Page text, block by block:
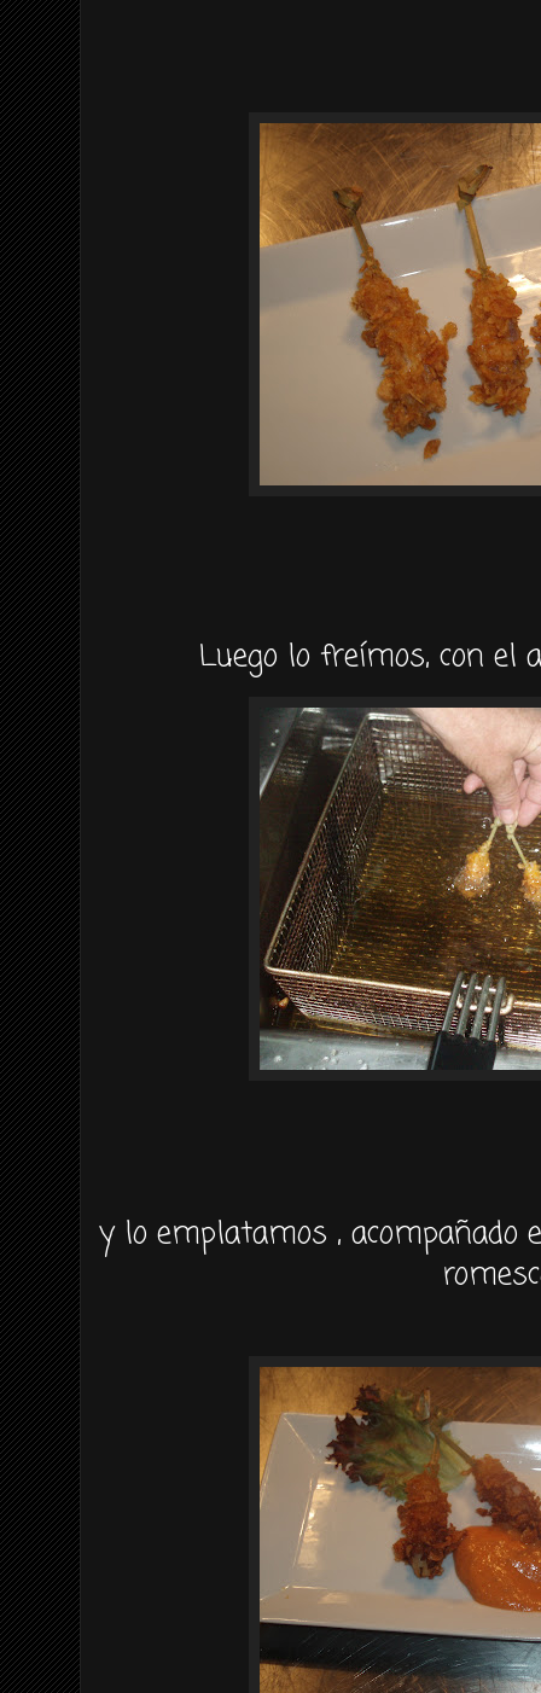
Luego lo freímos, con el
y lo emplatamos , acompañado